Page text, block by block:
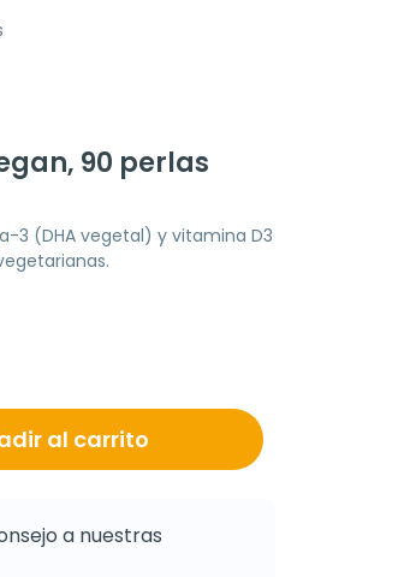
90 perlas
(DHA vegetal) y vitamina D3
al carrito
a nuestras